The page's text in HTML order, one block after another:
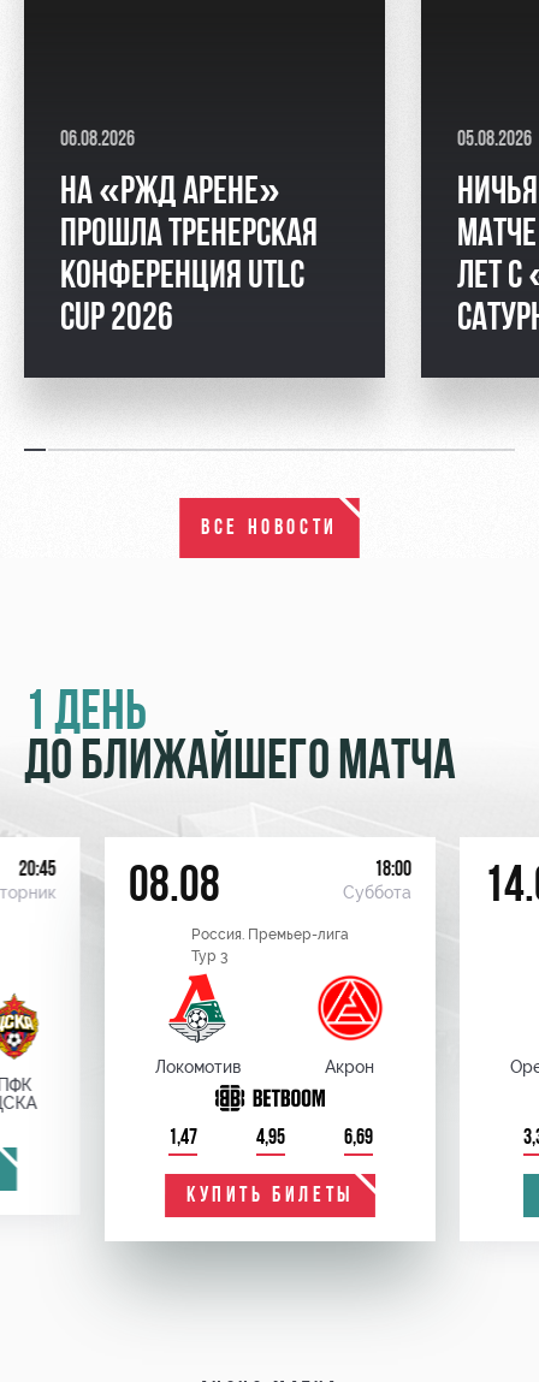
06.08.2026
НА «РЖД АРЕНЕ»
ПРОШЛА ТРЕНЕРСКАЯ
КОНФЕРЕНЦИЯ UTLC
CUP 2026
05.08.2026
ЛЕТ С
ВСЕ НОВОСТИ
1 ДЕНЬ
ДО БЛИЖАЙШЕГО МАТЧА
20:45 08.08 18:00
Суббота
Россия. Премьер-лига
Тур 3
Локомотив Акрон
1,47 4,95 6,69
КУПИТЬ БИЛЕТЫ